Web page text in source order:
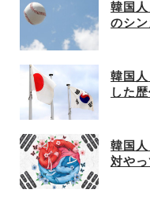
韓国
のシ
韓国
した
韓国
対や